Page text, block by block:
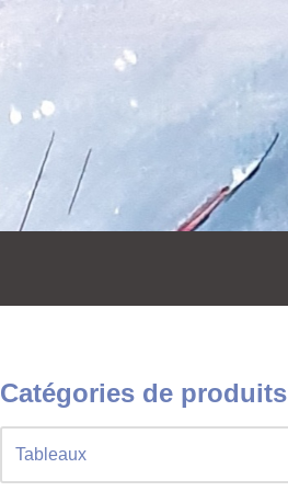
Catégories de produits
Tableaux